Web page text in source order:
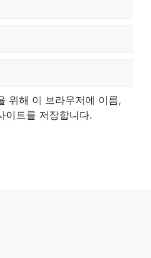
위해 이 브라우저에 이름,
이트를 저장합니다.